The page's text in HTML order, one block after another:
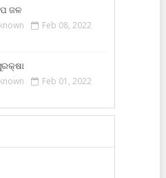
ଜଳ
Feb 08, 2022
Feb 01, 2022